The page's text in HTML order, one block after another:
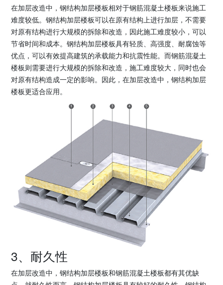
在加层改造中，钢结构加层楼板相对于钢筋混凝土楼板来说施工
难度较低。钢结构加层楼板可以在原有结构上进行加层，不需要
对原有结构进行大规模的拆除和改造，因此施工难度较小，可以
节省时间和成本。钢结构加层楼板具有轻质、高强度、耐腐蚀等
优点，可以有效提高建筑的承载能力和抗震性能。而钢筋混凝土
楼板则需要进行大规模的拆除和改造，施工难度较大，同时也会
对原有结构造成一定的影响。因此，在加层改造中，钢结构加层
楼板更适合应用。
3、耐久性
在加层改造中，钢结构加层楼板和钢筋混凝土楼板都有其优缺